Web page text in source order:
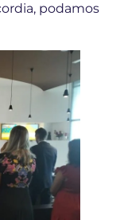
podamos